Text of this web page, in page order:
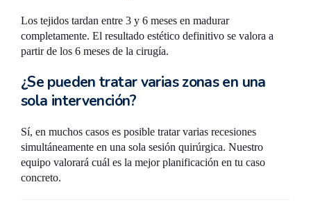
Los tejidos tardan entre 3 y 6 meses en madurar
completamente. El resultado estético definitivo se valora a
partir de los 6 meses de la cirugía.
¿Se pueden tratar varias zonas en una
sola intervención?
Sí, en muchos casos es posible tratar varias recesiones
simultáneamente en una sola sesión quirúrgica. Nuestro
equipo valorará cuál es la mejor planificación en tu caso
concreto.